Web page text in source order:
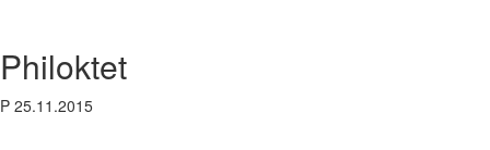
Philoktet
P 25.11.2015